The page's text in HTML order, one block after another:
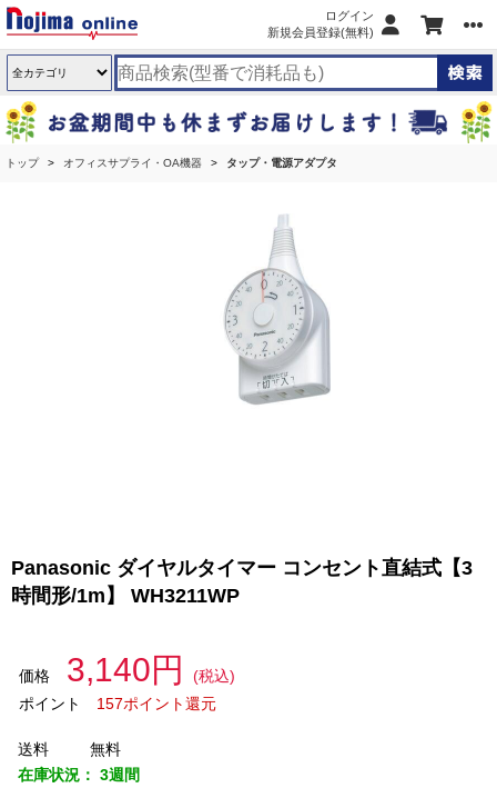
ログイン
新規会員登録(無料)
トップ オフィスサプライ・OA機器 タップ・電源アダプタ
Panasonic ダイヤルタイマー コンセント直結式【3
時間形/1m】 WH3211WP
価格 3,140円
(税込)
ポイント
157ポイント還元
送料
無料
在庫状況： 3週間